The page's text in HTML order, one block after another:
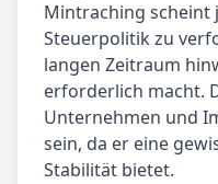
Mintraching scheint
Steuerpolitik zu
langen Zeitraum
erforderlich macht.
Unternehmen und
sein, da er eine
Stabilität bietet.